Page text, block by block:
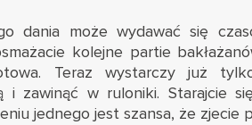
dania może wydawać się
kolejne partie
Teraz wystarczy już
i zawinąć w ruloniki. Starajcie
jednego jest szansa, że zjecie